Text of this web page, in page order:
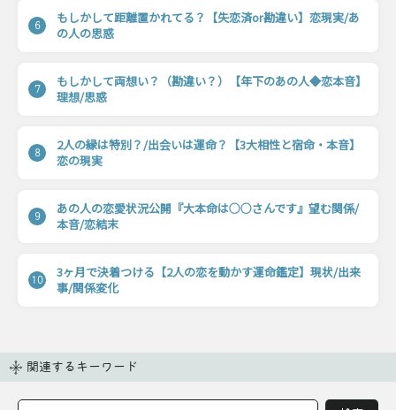
6
もしかして距離置かれてる？【失恋済or勘違い】恋現実/あ
の人の思惑
7
もしかして両想い？（勘違い？）【年下のあの人◆恋本音】
理想/思惑
8
2人の縁は特別？/出会いは運命？【3大相性と宿命・本音】
恋の現実
9
あの人の恋愛状況公開『大本命は○○さんです』望む関係/
本音/恋結末
10
3ヶ月で決着つける【2人の恋を動かす運命鑑定】現状/出来
事/関係変化
関連するキーワード